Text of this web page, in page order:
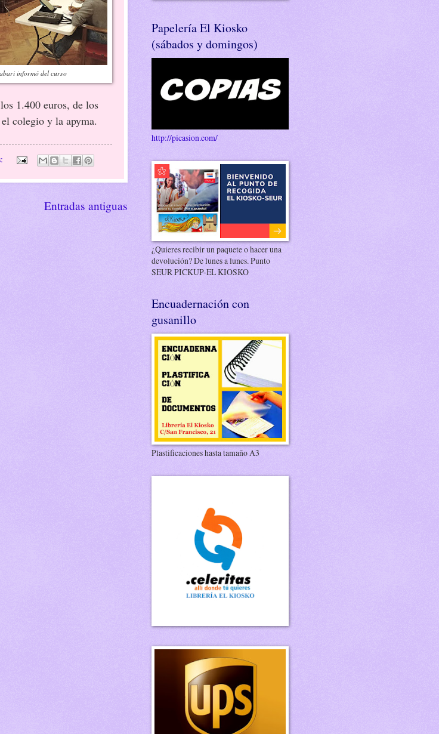
informó del curso
1.400 euros, de los
colegio y la apyma.
Entradas antiguas
Papelería El Kiosko
(sábados y domingos)
http://picasion.com/
¿Quieres recibir un paquete o hacer una
devolución? De lunes a lunes. Punto
SEUR PICKUP-EL KIOSKO
Encuadernación con
gusanillo
Plastificaciones hasta tamaño A3